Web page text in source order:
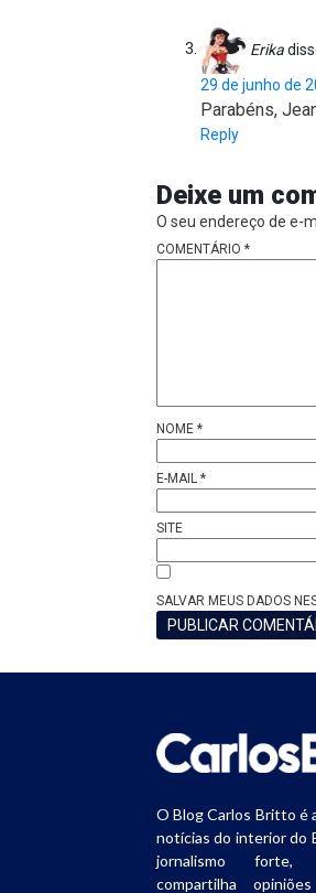
Erika
29 de junho de
Parabéns,
Reply
Deixe um
O seu endereço de e-
COMENTÁRIO *
NOME *
E-MAIL *
SITE
SALVAR MEUS DADOS
O Blog Carlos Britto é
notícias do interior do
jornalismo forte,
compartilha